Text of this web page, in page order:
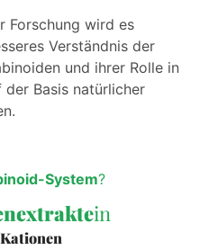
Forschung wird es
Verständnis der
und ihrer Rolle in
der Basis natürlicher
System?
in
Kationen